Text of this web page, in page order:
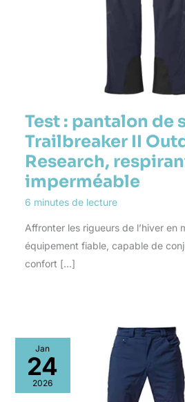
Test : pantalon de
Trailbreaker II
Research,
imperméable
6 minutes de lecture
Affronter les rigueurs de l’hiver en
équipement fiable, capable de
confort […]
Jan
24
2026